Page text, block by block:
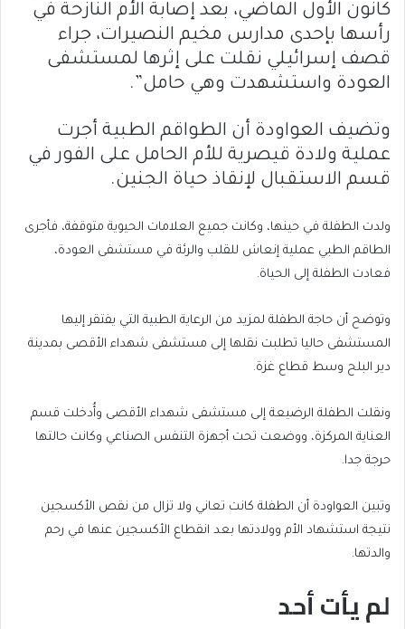
كانون الأول الماضي، بعد إصابة الأم النازحة في
رأسها بإحدى مدارس مخيم النصيرات، جراء
قصف إسرائيلي نقلت على إثرها لمستشفى
العودة واستشهدت وهي حامل”.
وتضيف العواودة أن الطواقم الطبية أجرت
عملية ولادة قيصرية للأم الحامل على الفور في
قسم الاستقبال لإنقاذ حياة الجنين.
ولدت الطفلة في حينها، وكانت جميع العلامات الحيوية متوقفة، فأجرى
الطاقم الطبي عملية إنعاش للقلب والرئة في مستشفى العودة،
فعادت الطفلة إلى الحياة.
وتوضح أن حاجة الطفلة لمزيد من الرعاية الطبية التي يفتقر إليها
المستشفى حاليا تطلبت نقلها إلى مستشفى شهداء الأقصى بمدينة
دير البلح وسط قطاع غزة.
ونقلت الطفلة الرضيعة إلى مستشفى شهداء الأقصى وأُدخلت قسم
العناية المركزة، ووضعت تحت أجهزة التنفس الصناعي وكانت حالتها
حرجة جدا.
وتبين العواودة أن الطفلة كانت تعاني ولا تزال من نقص الأكسجين
نتيجة استشهاد الأم وولادتها بعد انقطاع الأكسجين عنها في رحم
والدتها.
لم يأت أحد